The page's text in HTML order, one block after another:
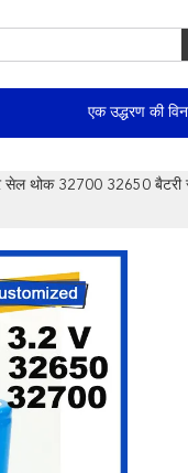
एक उद्धरण की
सेल थोक 32700 32650